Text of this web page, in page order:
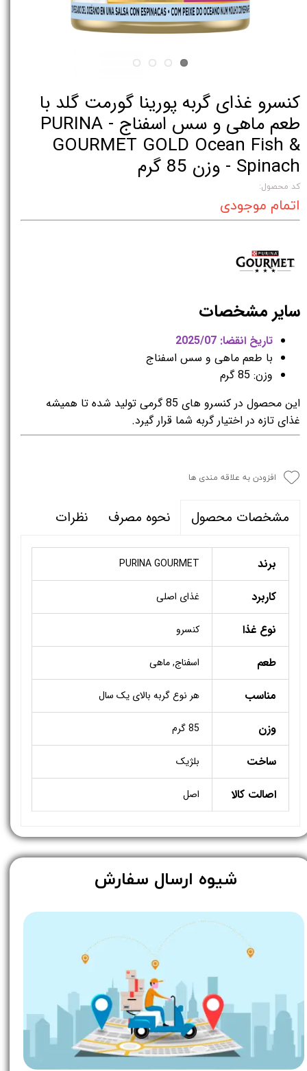
کنسرو غذای گربه پورینا گورمت گلد با
طعم ماهی و سس اسفناج - PURINA
GOURMET GOLD Ocean Fish &
Spinach - وزن 85 گرم
کد محصول:
اتمام موجودی
سایر مشخصات
تاریخ انقضا: 2025/07
با طعم ماهی و سس اسفناج
وزن: 85 گرم
این محصول در کنسرو های 85 گرمی تولید شده تا همیشه
غذای تازه در اختیار گربه شما قرار گیرد.
افزودن به علاقه مندی ها
مشخصات محصول نحوه مصرف نظرات
برند PURINA GOURMET
کاربرد غذای اصلی
نوع غذا کنسرو
طعم اسفناج, ماهی
مناسب هر نوع گربه بالای یک سال
وزن 85 گرم
ساخت بلژیک
اصالت کالا اصل
​شیوه ارسال سفارش